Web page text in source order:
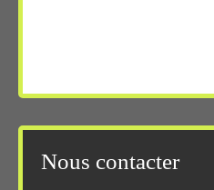
Nous contacter